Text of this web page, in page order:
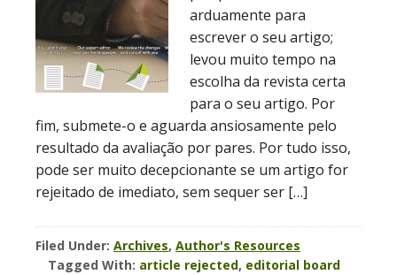
arduamente para
escrever o seu artigo;
levou muito tempo na
escolha da revista certa
para o seu artigo. Por
fim, submete-o e aguarda ansiosamente pelo
resultado da avaliação por pares. Por tudo isso,
pode ser muito decepcionante se um artigo for
rejeitado de imediato, sem sequer ser […]
Filed Under: Archives, Author's Resources
Tagged With: article rejected, editorial board